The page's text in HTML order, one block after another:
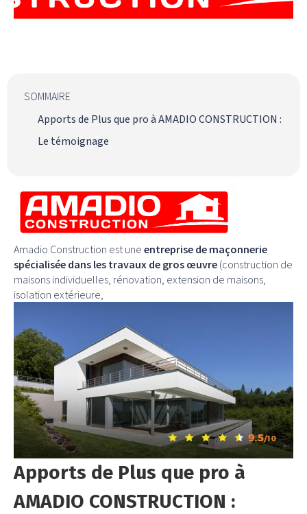
Amadio Construction est une entreprise de maçonnerie
spécialisée dans les travaux de gros œuvre (construction de
maisons individuelles, rénovation, extension de maisons,
isolation extérieure,
Apports de Plus que pro à
AMADIO CONSTRUCTION :
SOMMAIRE
Apports de Plus que pro à AMADIO CONSTRUCTION :
Le témoignage